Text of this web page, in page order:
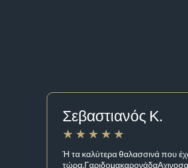
Σεβαστιανός Κ.
Ή τα καλύτερα θαλασσινά που